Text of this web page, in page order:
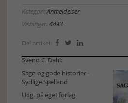
Kategori:Anmeldelser
Visninger:4493
Del artikel:   
Svend C. Dahl:
Sagn og gode historier -
Sydlige Sjælland
Udg. på eget forlag